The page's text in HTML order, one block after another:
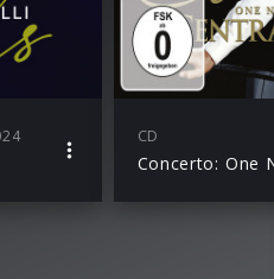
CD